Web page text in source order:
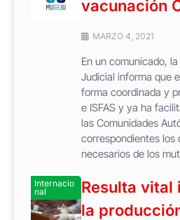
vacunación
MARZO 4, 2021
En un comunicado,
Judicial informa que
forma coordinada y
e ISFAS y ya ha
las Comunidades
correspondientes los
necesarios de los
Internacio
nal
Resulta vital
la